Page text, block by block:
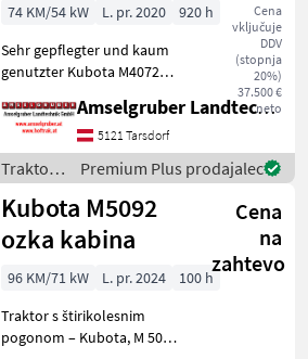
Cena
vključuje
DDV
(stopnja
20%)
37.500 €
neto
74 KM/54 kW L. pr. 2020
920 h
Sehr gepflegter und kaum
genutzter Kubota M4072
Fronthydraulik + 1x DW
Anschluss vorne Hauer XB
Bionic 70 Frontlader mit
Euroaufnahme und 3. Steu
Amselgruber Landtechnik GmbH
5121 Tarsdorf
Traktor /
Kubota
Premium Plus prodajalec
Kubota M5092
ozka kabina
Cena
na
zahtevo
96 KM/71 kW L. pr. 2024
100 h
Traktor s štirikolesnim
pogonom – Kubota, M 5092